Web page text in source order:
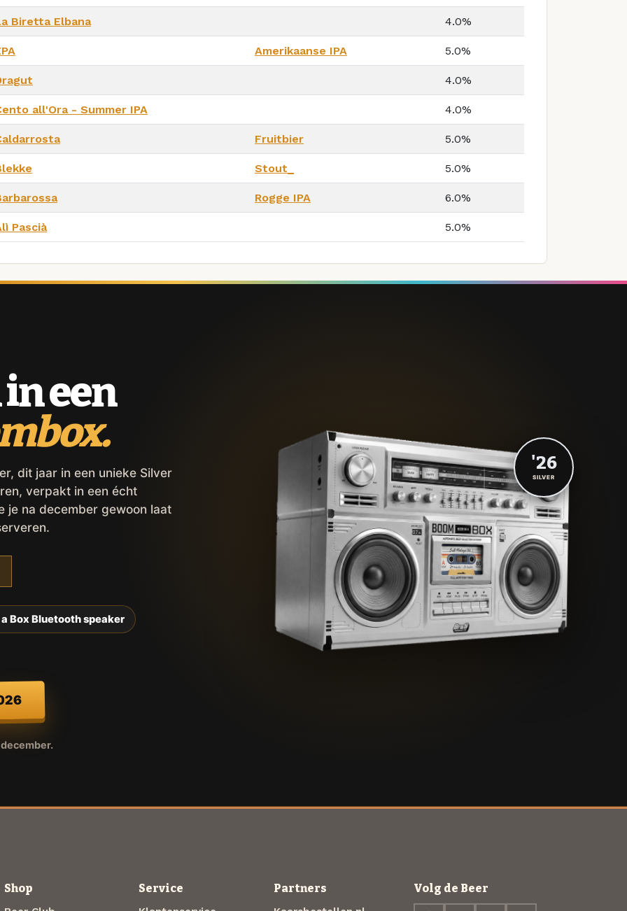
Biretta Elbana 4.0%
Amerikaanse IPA 5.0%
4.0%
all'Ora - Summer IPA 4.0%
Fruitbier 5.0%
Stout_ 5.0%
Rogge IPA 6.0%
Pascià 5.0%
een
dit jaar in een unieke Silver
verpakt in een écht
je na december gewoon laat
Box Bluetooth speaker
'26
SILVER
Shop Service Partners Volg de Beer